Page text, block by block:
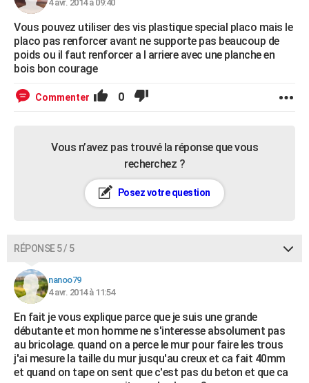
4 avr. 2014 à 09:40
Vous pouvez utiliser des vis plastique special placo mais le
placo pas renforcer avant ne supporte pas beaucoup de
poids ou il faut renforcer a l arriere avec une planche en
bois bon courage
Commenter 0
Vous n’avez pas trouvé la réponse que vous
recherchez ?
Posez votre question
RÉPONSE 5 / 5
nanoo79
4 avr. 2014 à 11:54
En fait je vous explique parce que je suis une grande
débutante et mon homme ne s'interesse absolument pas
au bricolage. quand on a perce le mur pour faire les trous
j'ai mesure la taille du mur jusqu'au creux et ca fait 40mm
et quand on tape on sent que c'est pas du beton et que ca